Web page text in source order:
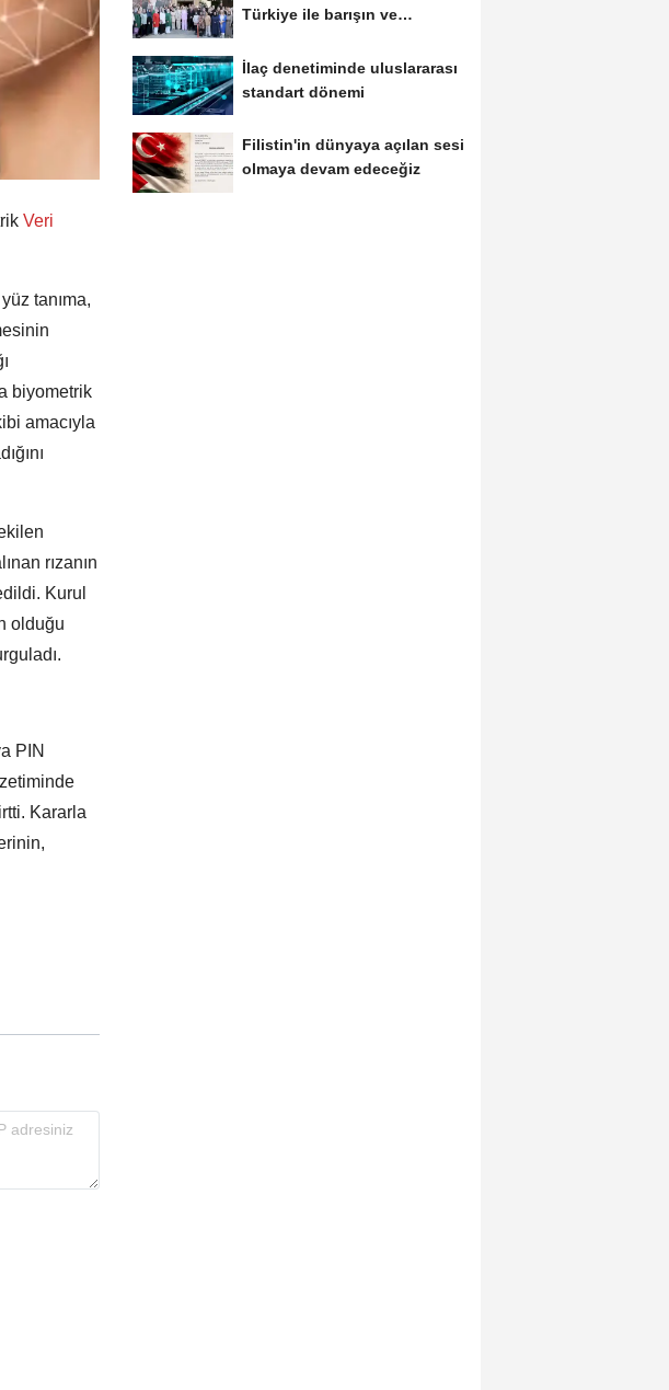
Veri
tanıma,
biyometrik
amacıyla
rızanın
Kurul
olduğu
PIN
Kararla
Türkiye ile barışın ve
İlaç denetiminde uluslararası
standart dönemi
Filistin'in dünyaya açılan sesi
olmaya devam edeceğiz